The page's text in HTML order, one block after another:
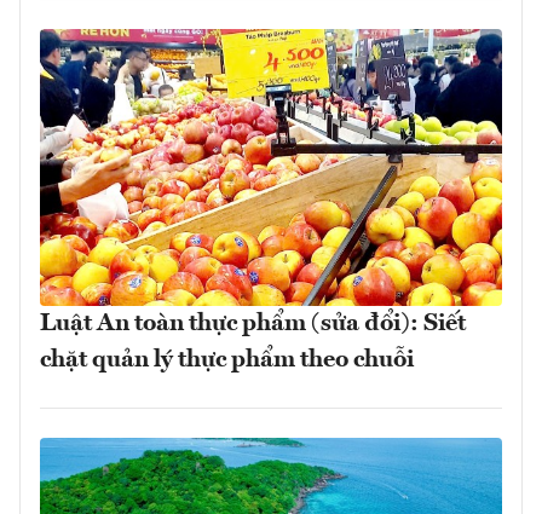
Luật An toàn thực phẩm (sửa đổi): Siết
chặt quản lý thực phẩm theo chuỗi